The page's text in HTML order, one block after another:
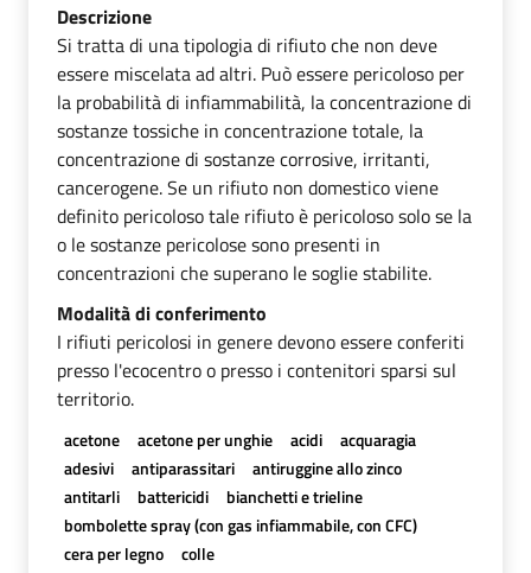
Descrizione
Si tratta di una tipologia di rifiuto che non deve
essere miscelata ad altri. Può essere pericoloso per
la probabilità di infiammabilità, la concentrazione di
sostanze tossiche in concentrazione totale, la
concentrazione di sostanze corrosive, irritanti,
cancerogene. Se un rifiuto non domestico viene
definito pericoloso tale rifiuto è pericoloso solo se la
o le sostanze pericolose sono presenti in
concentrazioni che superano le soglie stabilite.
Modalità di conferimento
I rifiuti pericolosi in genere devono essere conferiti
presso l'ecocentro o presso i contenitori sparsi sul
territorio.
acetone acetone per unghie acidi
acquaragia
adesivi
antiparassitari
antiruggine allo zinco
antitarli
battericidi
bianchetti e trieline
bombolette spray (con gas infiammabile, con CFC)
cera per legno
colle